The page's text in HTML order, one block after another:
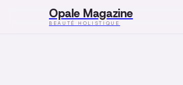
Opale Magazine
BEAUTÉ HOLISTIQUE